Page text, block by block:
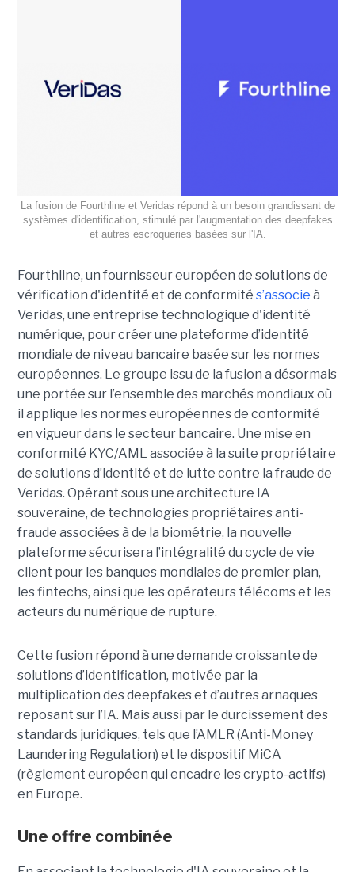
La fusion de Fourthline et Veridas répond à un besoin grandissant de
systèmes d'identification, stimulé par l'augmentation des deepfakes
et autres escroqueries basées sur l'IA.
Fourthline, un fournisseur européen de solutions de
vérification d'identité et de conformité s’associe à
Veridas, une entreprise technologique d'identité
numérique, pour créer une plateforme d’identité
mondiale de niveau bancaire basée sur les normes
européennes. Le groupe issu de la fusion a désormais
une portée sur l’ensemble des marchés mondiaux où
il applique les normes européennes de conformité
en vigueur dans le secteur bancaire. Une mise en
conformité KYC/AML associée à la suite propriétaire
de solutions d’identité et de lutte contre la fraude de
Veridas. Opérant sous une architecture IA
souveraine, de technologies propriétaires anti-
fraude associées à de la biométrie, la nouvelle
plateforme sécurisera l’intégralité du cycle de vie
client pour les banques mondiales de premier plan,
les fintechs, ainsi que les opérateurs télécoms et les
acteurs du numérique de rupture.
Cette fusion répond à une demande croissante de
solutions d’identification, motivée par la
multiplication des deepfakes et d’autres arnaques
reposant sur l’IA. Mais aussi par le durcissement des
standards juridiques, tels que l’AMLR (Anti-Money
Laundering Regulation) et le dispositif MiCA
(règlement européen qui encadre les crypto-actifs)
en Europe.
Une offre combinée